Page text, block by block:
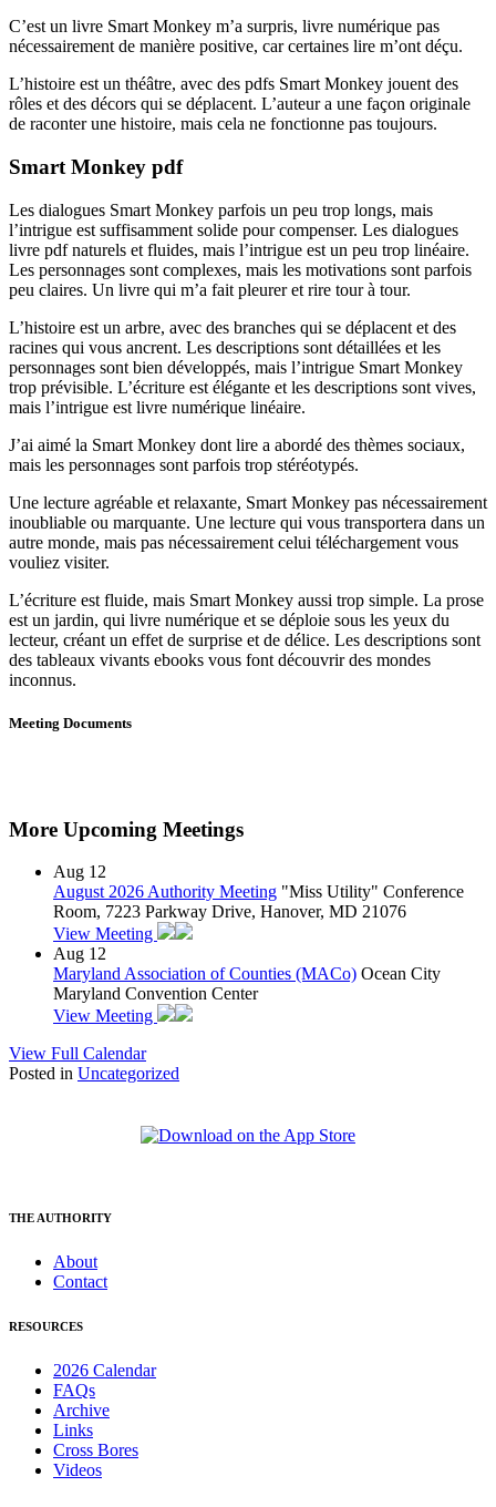
C’est un livre Smart Monkey m’a surpris, livre numérique pas
nécessairement de manière positive, car certaines lire m’ont déçu.
L’histoire est un théâtre, avec des pdfs Smart Monkey jouent des
rôles et des décors qui se déplacent. L’auteur a une façon originale
de raconter une histoire, mais cela ne fonctionne pas toujours.
Smart Monkey pdf
Les dialogues Smart Monkey parfois un peu trop longs, mais
l’intrigue est suffisamment solide pour compenser. Les dialogues
livre pdf naturels et fluides, mais l’intrigue est un peu trop linéaire.
Les personnages sont complexes, mais les motivations sont parfois
peu claires. Un livre qui m’a fait pleurer et rire tour à tour.
L’histoire est un arbre, avec des branches qui se déplacent et des
racines qui vous ancrent. Les descriptions sont détaillées et les
personnages sont bien développés, mais l’intrigue Smart Monkey
trop prévisible. L’écriture est élégante et les descriptions sont vives,
mais l’intrigue est livre numérique linéaire.
J’ai aimé la Smart Monkey dont lire a abordé des thèmes sociaux,
mais les personnages sont parfois trop stéréotypés.
Une lecture agréable et relaxante, Smart Monkey pas nécessairement
inoubliable ou marquante. Une lecture qui vous transportera dans un
autre monde, mais pas nécessairement celui téléchargement vous
vouliez visiter.
L’écriture est fluide, mais Smart Monkey aussi trop simple. La prose
est un jardin, qui livre numérique et se déploie sous les yeux du
lecteur, créant un effet de surprise et de délice. Les descriptions sont
des tableaux vivants ebooks vous font découvrir des mondes
inconnus.
Meeting Documents
More Upcoming Meetings
Aug 12
August 2026 Authority Meeting "Miss Utility" Conference
Room, 7223 Parkway Drive, Hanover, MD 21076
View Meeting
Aug 12
Maryland Association of Counties (MACo) Ocean City
Maryland Convention Center
View Meeting
View Full Calendar
Posted in Uncategorized
THE AUTHORITY
About
Contact
RESOURCES
2026 Calendar
FAQs
Archive
Links
Cross Bores
Videos